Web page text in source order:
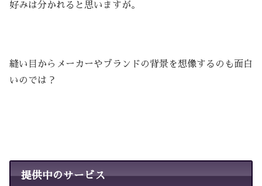
好みは分かれると思いますが。
縫い目からメーカーやブランドの背景を想像するのも面白
いのでは？
提供中のサービス